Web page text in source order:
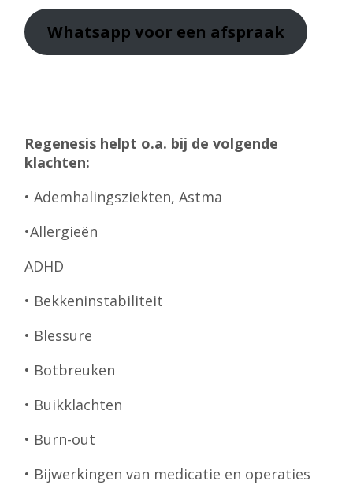
Whatsapp voor een afspraak
Regenesis helpt o.a. bij de volgende
klachten:
• Ademhalingsziekten, Astma
•Allergieën
ADHD
• Bekkeninstabiliteit
• Blessure
• Botbreuken
• Buikklachten
• Burn-out
• Bijwerkingen van medicatie en operaties